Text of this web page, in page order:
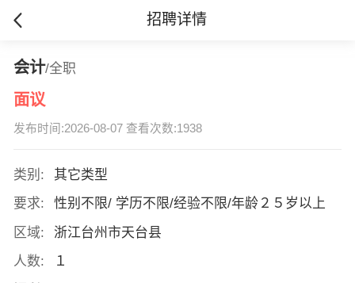
招聘详情
会计/全职
面议
发布时间:2026-08-07 查看次数:1938
类别:
其它类型
要求:
性别不限/ 学历不限/经验不限/年龄２５岁以上
区域:
浙江台州市天台县
人数:
１